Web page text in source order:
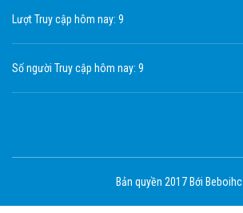
Lượt Truy cập hôm nay: 9
Số người Truy cập hôm nay: 9
Bản quyền 2017 Bới Beboihc